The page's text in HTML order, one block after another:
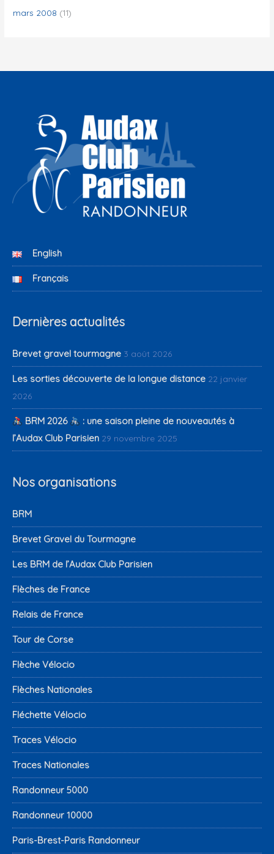
mars 2008 (11)
English
Français
Dernières actualités
Brevet gravel tourmagne 3 août 2026
Les sorties découverte de la longue distance 22 janvier
2026
BRM 2026
: une saison pleine de nouveautés à
l’Audax Club Parisien 29 novembre 2025
Nos organisations
BRM
Brevet Gravel du Tourmagne
Les BRM de l’Audax Club Parisien
Flèches de France
Relais de France
Tour de Corse
Flèche Vélocio
Flèches Nationales
Fléchette Vélocio
Traces Vélocio
Traces Nationales
Randonneur 5000
Randonneur 10000
Paris-Brest-Paris Randonneur